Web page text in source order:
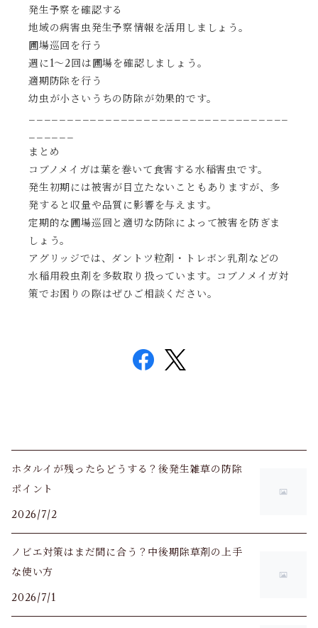
発生予察を確認する
地域の病害虫発生予察情報を活用しましょう。
圃場巡回を行う
週に1〜2回は圃場を確認しましょう。
適期防除を行う
幼虫が小さいうちの防除が効果的です。
まとめ
コブノメイガは葉を巻いて食害する水稲害虫です。
発生初期には被害が目立たないこともありますが、多
発すると収量や品質に影響を与えます。
定期的な圃場巡回と適切な防除によって被害を防ぎま
しょう。
アグリッジでは、ダントツ粒剤・トレボン乳剤などの
水稲用殺虫剤を多数取り扱っています。コブノメイガ対
策でお困りの際はぜひご相談ください。
ホタルイが残ったらどうする？後発生雑草の防除
ポイント
2026/7/2
ノビエ対策はまだ間に合う？中後期除草剤の上手
な使い方
2026/7/1